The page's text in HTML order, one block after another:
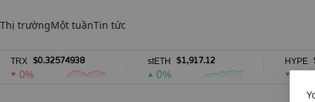
Thị trườngMột tuầnTin tức
$0.32574938 stETH $1,917.12
0%
HYPE
0%